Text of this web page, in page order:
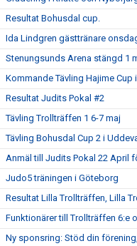
Resultat Bohusdal cup.
Ida Lindgren gästtränare
Stenungsunds Arena stängd 1
Kommande Tävling Hajime Cup
Resultat Judits Pokal #2
Tävling Trollträffen 1 6-7 maj
Tävling Bohusdal Cup 2 i
Anmäl till Judits Pokal 22 April
Judo5 träningen i Göteborg
Resultat Lilla Trollträffen, Lilla
Funktionärer till Trollträffen 6:e
Ny sponsring: Stöd din